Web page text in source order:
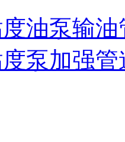
油泵输
泵加强管